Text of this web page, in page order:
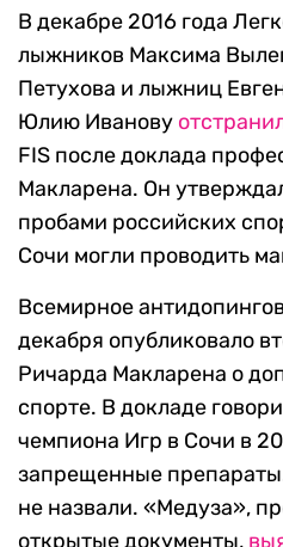
В декабре 2016 года
лыжников Максима
Петухова и лыжниц
Юлию Иванову
FIS после доклада
Макларена. Он
пробами российских
Сочи могли проводить
Всемирное
декабря опубликовало
Ричарда Макларена о
спорте. В докладе
чемпиона Игр в Сочи в
запрещенные
не назвали. «Медуза»,
открытые документы,